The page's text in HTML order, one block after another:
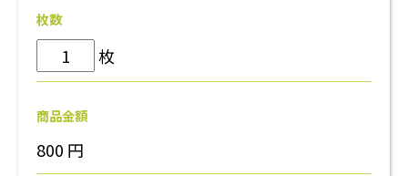
枚数
枚
商品金額
800 円